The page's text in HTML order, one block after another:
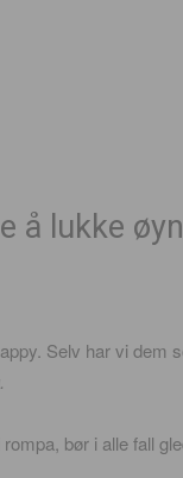
å lukke
Selv har vi dem
bør i alle fall